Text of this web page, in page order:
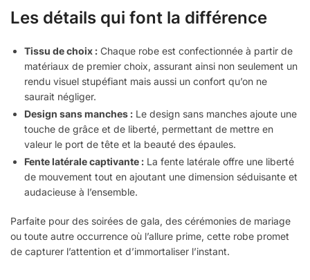
Les détails qui font la différence
Tissu de choix : Chaque robe est confectionnée à partir de
matériaux de premier choix, assurant ainsi non seulement un
rendu visuel stupéfiant mais aussi un confort qu’on ne
saurait négliger.
Design sans manches : Le design sans manches ajoute une
touche de grâce et de liberté, permettant de mettre en
valeur le port de tête et la beauté des épaules.
Fente latérale captivante : La fente latérale offre une liberté
de mouvement tout en ajoutant une dimension séduisante et
audacieuse à l’ensemble.
Parfaite pour des soirées de gala, des cérémonies de mariage
ou toute autre occurrence où l’allure prime, cette robe promet
de capturer l’attention et d’immortaliser l’instant.